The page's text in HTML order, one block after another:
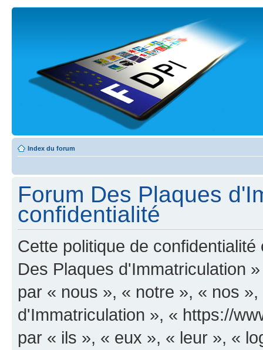
Index du forum
Forum Des Plaques
confidentialité
Cette politique de
Des Plaques d'Immatriculation
par « nous », « notre », « nos
d'Immatriculation », « https://
par « ils », « eux », « leur », «